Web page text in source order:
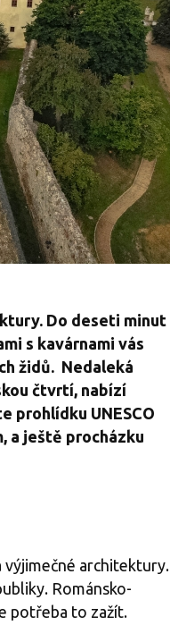
Do deseti minut
s kavárnami vás
židů. Nedaleká
čtvrtí, nabízí
prohlídku UNESCO
a ještě procházku
výjimečné architektury.
Románsko-
potřeba to zažít.